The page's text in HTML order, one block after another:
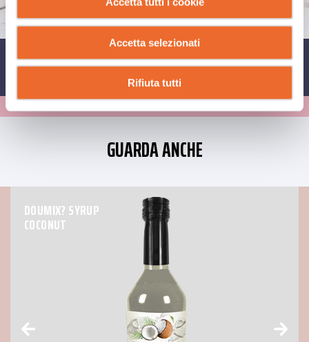
Accetta selezionati
Rifiuta tutti
CONDIVIDI SU
GUARDA ANCHE
DOUMIX? SYRUP
COCONUT